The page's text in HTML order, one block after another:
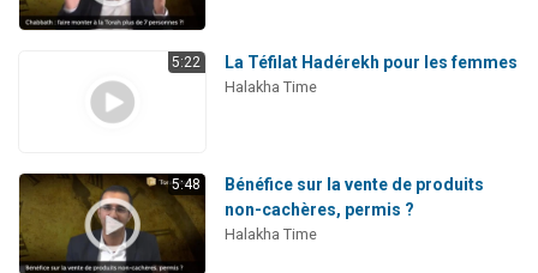
5:22 La Téfilat Hadérekh pour les femmes
Halakha Time
5:48
Bénéfice sur la vente de produits
non-cachères, permis ?
Halakha Time